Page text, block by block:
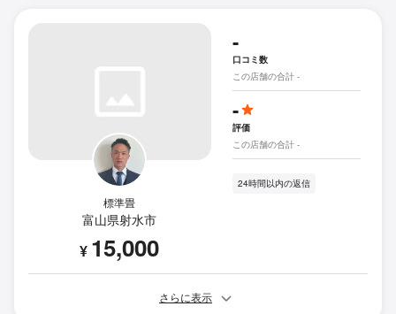
標準畳
富山県射水市
¥ 15,000
-
口コミ数
この店舗の合計 -
-
評価
この店舗の合計 -
24時間以内の返信
さらに表示